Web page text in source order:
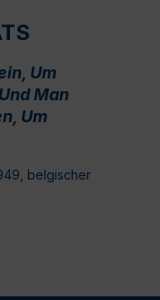
Um
Man
Um
belgischer